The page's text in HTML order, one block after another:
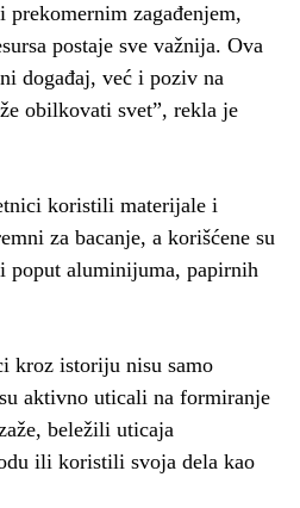
zagađenjem,
postaje sve važnija. Ova
događaj, već i poziv na
obilkovati svet”, rekla je
koristili materijale i
za bacanje, a korišćene su
poput aluminijuma, papirnih
kroz istoriju nisu samo
aktivno uticali na formiranje
beležili uticaja
ili koristili svoja dela kao